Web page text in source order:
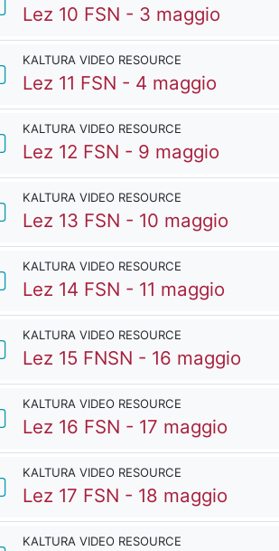
Lez 10 FSN - 3 maggio
KALTURA VIDEO RESOURCE
Lez 11 FSN - 4 maggio
KALTURA VIDEO RESOURCE
Lez 12 FSN - 9 maggio
KALTURA VIDEO RESOURCE
Lez 13 FSN - 10 maggio
KALTURA VIDEO RESOURCE
Lez 14 FSN - 11 maggio
KALTURA VIDEO RESOURCE
Lez 15 FNSN - 16 maggio
KALTURA VIDEO RESOURCE
Lez 16 FSN - 17 maggio
KALTURA VIDEO RESOURCE
Lez 17 FSN - 18 maggio
KALTURA VIDEO RESOURCE